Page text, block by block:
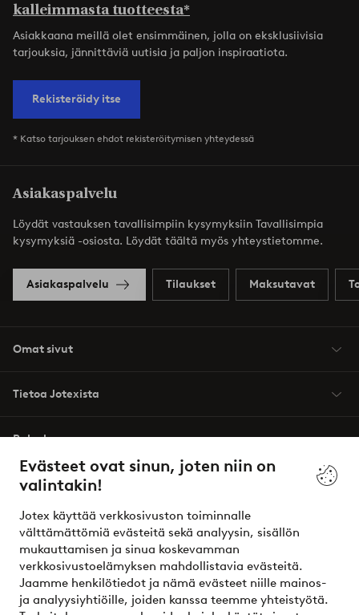
Evästeet ovat sinun, joten niin on
valintakin!
Jotex käyttää verkkosivuston toiminnalle
välttämättömiä evästeitä sekä analyysin, sisällön
mukauttamisen ja sinua koskevamman
verkkosivustoelämyksen mahdollistavia evästeitä.
Jaamme henkilötiedot ja nämä evästeet niille mainos-
ja analyysiyhtiöille, joiden kanssa teemme yhteistyötä.
kalleimmasta tuotteesta*
Asiakkaana meillä olet ensimmäinen, jolla on eksklusiivisia
tarjouksia, jännittäviä uutisia ja paljon inspiraatiota.
Rekisteröidy itse
* Katso tarjouksen ehdot rekisteröitymisen yhteydessä
Asiakaspalvelu
Löydät vastauksen tavallisimpiin kysymyksiin Tavallisimpia
kysymyksiä -osiosta. Löydät täältä myös yhteystietomme.
Asiakaspalvelu Tilaukset Maksutavat
Omat sivut
Tietoa Jotexista
Palvelumme
Ehdot
Ystävät
Turvalliset maksut – maksa nyt tai erissä